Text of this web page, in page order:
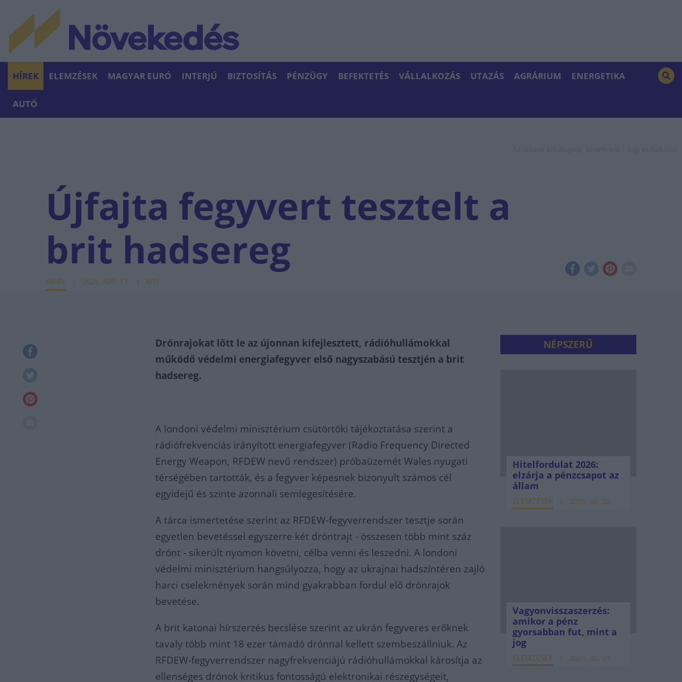
HÍREK ELEMZÉSEK MAGYAR EURÓ INTERJÚ BIZTOSÍTÁS PÉNZÜGY BEFEKTETÉS VÁLLALKOZÁS UTAZÁS AGRÁRIUM ENERGETIKA
AUTÓ
Újfajta fegyvert tesztelt a
brit hadsereg
HÍREK 2025. ÁPR. 17. MTI
Drónrajokat lőtt le az újonnan kifejlesztett, rádióhullámokkal
működő védelmi energiafegyver első nagyszabású tesztjén a brit
hadsereg.
A londoni védelmi minisztérium csütörtöki tájékoztatása szerint a
rádiófrekvenciás irányított energiafegyver (Radio Frequency Directed
Energy Weapon, RFDEW nevű rendszer) próbaüzemét Wales nyugati
térségében tartották, és a fegyver képesnek bizonyult számos cél
egyidejű és szinte azonnali semlegesítésére.
A tárca ismertetése szerint az RFDEW-fegyverrendszer tesztje során
egyetlen bevetéssel egyszerre két dróntrajt - összesen több mint száz
drónt - sikerült nyomon követni, célba venni és leszedni. A londoni
védelmi minisztérium hangsúlyozza, hogy az ukrajnai hadszíntéren zajló
harci cselekmények során mind gyakrabban fordul elő drónrajok
bevetése.
A brit katonai hírszerzés becslése szerint az ukrán fegyveres erőknek
tavaly több mint 18 ezer támadó drónnal kellett szembeszállniuk. Az
RFDEW-fegyverrendszer nagyfrekvenciájú rádióhullámokkal károsítja az
ellenséges drónok kritikus fontosságú elektronikai részegységeit,
NÉPSZERŰ
Hitelfordulat 2026:
elzárja a pénzcsapot az
állam
ELEMZÉSEK 2026. júl. 22.
Vagyonvisszaszerzés:
amikor a pénz
gyorsabban fut, mint a
jog
ELEMZÉSEK 2026. júl. 21.